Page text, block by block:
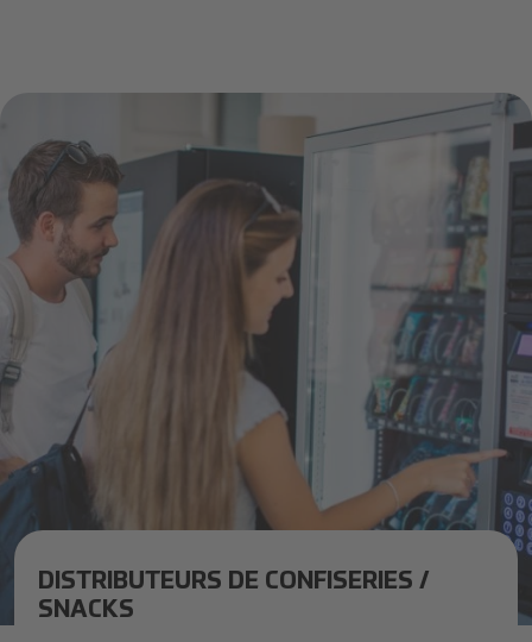
DISTRIBUTEURS DE CONFISERIES /
SNACKS